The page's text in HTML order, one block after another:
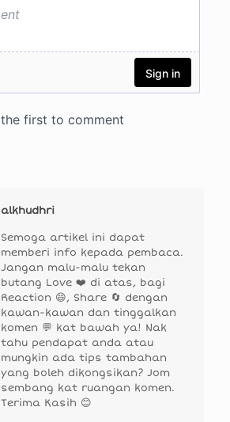
alkhudhri
Semoga artikel ini dapat
memberi info kepada pembaca.
Jangan malu-malu tekan
butang Love ❤️ di atas, bagi
Reaction 😄, Share 🔄 dengan
kawan-kawan dan tinggalkan
komen 💬 kat bawah ya! Nak
tahu pendapat anda atau
mungkin ada tips tambahan
yang boleh dikongsikan? Jom
sembang kat ruangan komen.
Terima Kasih 😊